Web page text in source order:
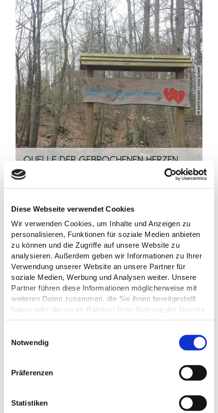
Diese Webseite verwendet Cookies
Wir verwenden Cookies, um Inhalte und Anzeigen zu
personalisieren, Funktionen für soziale Medien anbieten
zu können und die Zugriffe auf unsere Website zu
analysieren. Außerdem geben wir Informationen zu Ihrer
Verwendung unserer Website an unsere Partner für
soziale Medien, Werbung und Analysen weiter. Unsere
Partner führen diese Informationen möglicherweise mit
weiteren Daten zusammen, die Sie ihnen bereitgestellt
haben oder die sie im Rahmen Ihrer Nutzung der Dienste
gesammelt haben.
Datenschutz
Notwendig
Präferenzen
Statistiken
©
MaTS GmbH / Anna Scheef
QUELLE DER GEBROCHENEN HERZEN
MaTS GmbH - KI-generiert mit Firefly
KLANGBADEN IN DER LIEGEHALLE MIT